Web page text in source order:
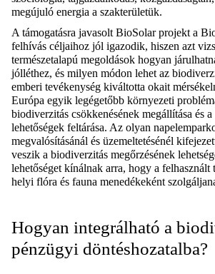
megújuló energia a szakterületük.
A támogatásra javasolt BioSolar projekt a
felhívás céljaihoz jól igazodik, hiszen azt
természetalapú megoldások hogyan
jólléthez, és milyen módon lehet az
emberi tevékenység kiváltotta okait
Európa egyik legégetőbb környezeti
biodiverzitás csökkenésének megállítása és
lehetőségek feltárása. Az olyan
megvalósításánál és üzemeltetésénél
veszik a biodiverzitás megőrzésének
lehetőséget kínálnak arra, hogy a felhasznált
helyi flóra és fauna menedékeként
Hogyan integrálható a
pénzügyi döntéshozatalba?